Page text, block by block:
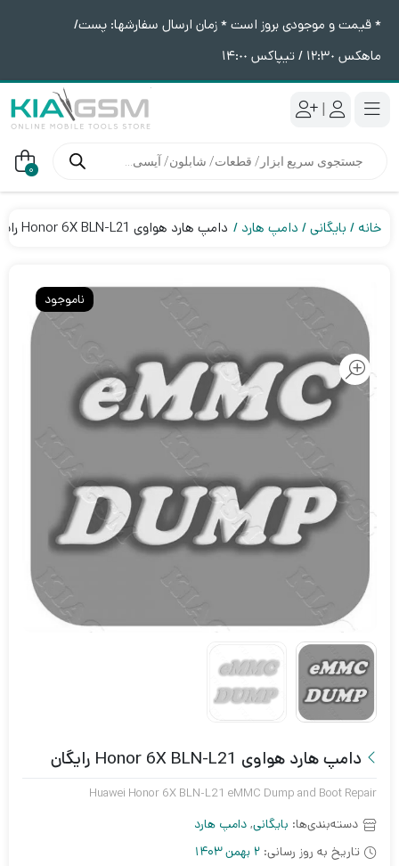
* قیمت و موجودی بروز است * زمان ارسال سفارشها: پست/
ماهکس ١٢:٣٠ / تیپاکس ١۴:٠٠
|
محصولات 0
خانه بایگانی دامپ هارد دامپ هارد هواوی Honor 6X BLN-L21 رایگان
ناموجود
دامپ هارد هواوی Honor 6X BLN-L21 رایگان
Huawei Honor 6X BLN-L21 eMMC Dump and Boot Repair
دسته‌بندی‌ها: بایگانی, دامپ هارد
تاریخ به روز رسانی: 2 بهمن 1403